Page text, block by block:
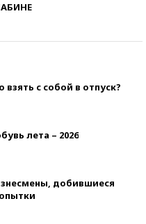
с собой в отпуск?
лета – 2026
добившиеся